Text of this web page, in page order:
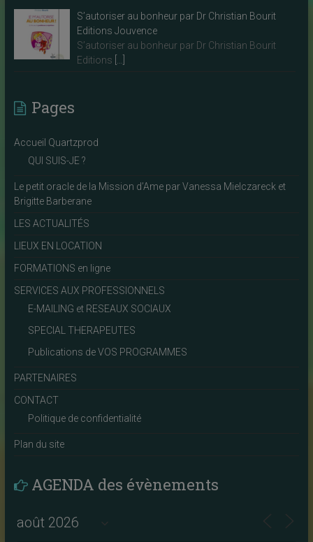
S’autoriser au bonheur par Dr Christian Bourit
Editions Jouvence
S’autoriser au bonheur par Dr Christian Bourit
Editions
Pages
Accueil Quartzprod
QUI SUIS-JE ?
Le petit oracle de la Mission d’Ame par Vanessa Mielczareck et
Brigitte Barberane
LES ACTUALITÉS
LIEUX EN LOCATION
FORMATIONS en ligne
SERVICES AUX PROFESSIONNELS
E-MAILING et RESEAUX SOCIAUX
SPECIAL THERAPEUTES
Publications de VOS PROGRAMMES
PARTENAIRES
CONTACT
Politique de confidentialité
Plan du site
AGENDA des évènements